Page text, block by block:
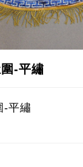
-平繡
-平繡